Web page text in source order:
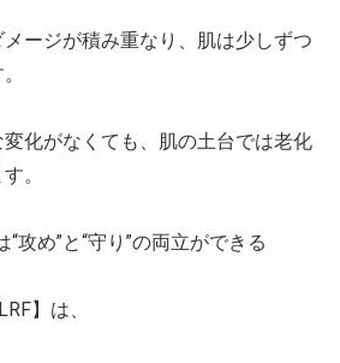
ージが積み重なり、肌は少しずつ
化がなくても、肌の土台では老化
。
攻め”と“守り”の両立ができる
】は、